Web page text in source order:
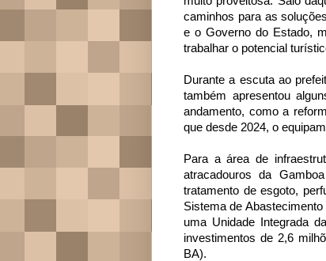
caminhos para as
e o Governo do Estado,
trabalhar o potencial
Durante a escuta ao
também apresentou
andamento, como a
que desde 2024, o
Para a área de
atracadouros da
tratamento de esgoto,
Sistema de
uma Unidade Integrada
investimentos de 2,6
BA).